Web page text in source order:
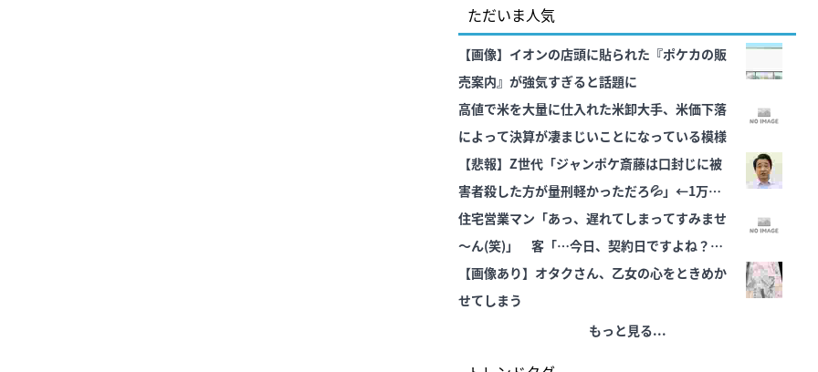
ただいま人気
【画像】イオンの店頭に貼られた『ポケカの販
売案内』が強気すぎると話題に
高値で米を大量に仕入れた米卸大手、米価下落
によって決算が凄まじいことになっている模様
【悲報】Z世代「ジャンポケ斎藤は口封じに被
害者殺した方が量刑軽かっただろ💦」←1万い
いね❤️
住宅営業マン「あっ、遅れてしまってすみませ
～ん(笑)」 客「…今日、契約日ですよね？」
→こうなる
【画像あり】オタクさん、乙女の心をときめか
せてしまう
もっと見る...